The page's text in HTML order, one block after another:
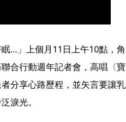
…」上個月11日上午10點，角
合行動週年記者會，高唱〈寶
分享心路歷程，並矢言要讓乳
淚光。